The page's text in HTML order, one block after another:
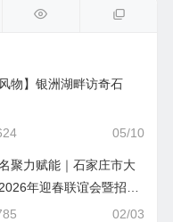
风物】银洲湖畔访奇石
05/10
聚力赋能｜石家庄市大
年迎春联谊会暨招商
会圆满落幕
02/03